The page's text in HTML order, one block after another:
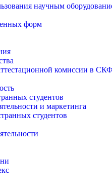
научным
форм
комиссии в
студентов
и маркетинга
студентов